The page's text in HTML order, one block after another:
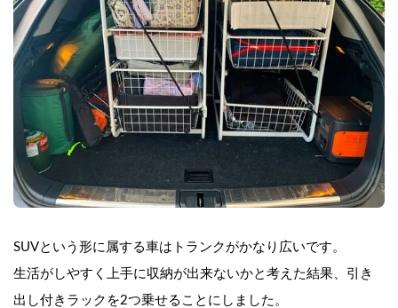
SUVという形に属する車はトランクがかなり広いです。
生活がしやすく上手に収納が出来ないかと考えた結果、引き
出し付きラックを2つ乗せることにしました。